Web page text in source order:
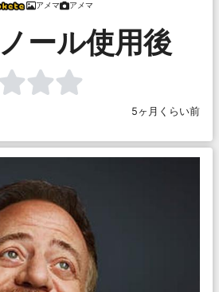
アメマ アメマ
ール使用後
5ヶ月くらい前